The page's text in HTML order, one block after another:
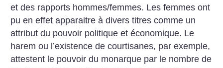
et des rapports hommes/femmes. Les femmes ont
pu en effet apparaitre à divers titres comme un
attribut du pouvoir politique et économique. Le
harem ou l’existence de courtisanes, par exemple,
attestent le pouvoir du monarque par le nombre de